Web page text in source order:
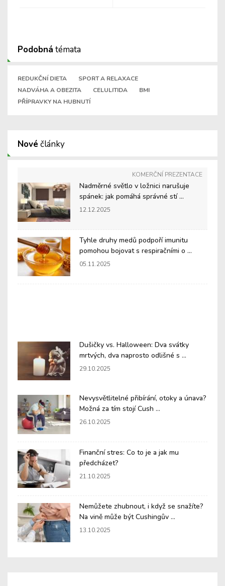
Podobná témata
REDUKČNÍ DIETA
SPORT A RELAXACE
NADVÁHA A OBEZITA
CELULITIDA
BMI
PŘÍPRAVKY NA HUBNUTÍ
Nové články
KOMERČNÍ PREZENTACE
Nadměrné světlo v ložnici narušuje
spánek: jak pomáhá správné stí ...
12.12.2025
Tyhle druhy medů podpoří imunitu
pomohou bojovat s respiračními o ...
05.11.2025
Dušičky vs. Halloween: Dva svátky
mrtvých, dva naprosto odlišné s ...
29.10.2025
Nevysvětlitelné přibírání, otoky a únava?
Možná za tím stojí Cush ...
26.10.2025
Finanční stres: Co to je a jak mu
předcházet?
21.10.2025
Nemůžete zhubnout, i když se snažíte?
Na vině může být Cushingův ...
13.10.2025